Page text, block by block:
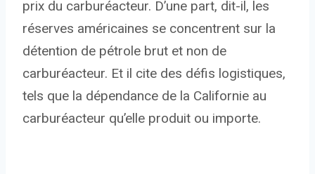
prix du carburéacteur. D’une part, dit-il, les
réserves américaines se concentrent sur la
détention de pétrole brut et non de
carburéacteur. Et il cite des défis logistiques,
tels que la dépendance de la Californie au
carburéacteur qu’elle produit ou importe.